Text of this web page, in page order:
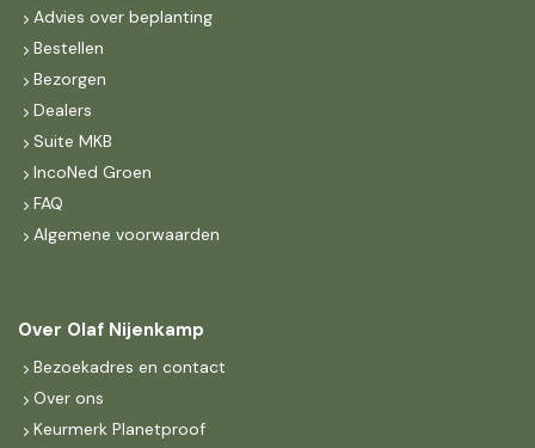
Advies over beplanting
Bestellen
Bezorgen
Dealers
Suite MKB
IncoNed Groen
FAQ
Algemene voorwaarden
Over Olaf Nijenkamp
Bezoekadres en contact
Over ons
Keurmerk Planetproof